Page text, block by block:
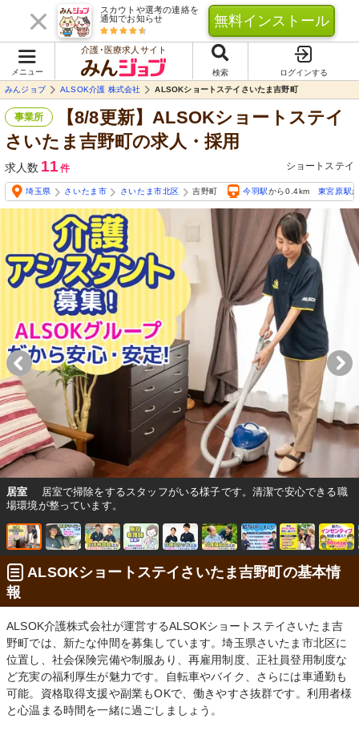
スカウトや選考の連絡を
通知でお知らせ
無料インストール
メニュー
介護･医療求人サイト
検索
ログインする
みんジョブ
ALSOK介護 株式会社 ALSOKショートステイさいたま吉野町
事業所
【8/8更新】ALSOKショートステイ
さいたま吉野町の求人・採用
求人数 11 件 ショートステイ
埼玉県 さいたま市 さいたま市北区 吉野町 今羽駅から0.4km 東宮原駅
居室
居室で掃除をするスタッフがいる様子です。清潔で安心できる職
場環境が整っています。
ALSOKショートステイさいたま吉野町の基本情
報
ALSOK介護株式会社が運営するALSOKショートステイさいたま吉
野町では、新たな仲間を募集しています。埼玉県さいたま市北区に
位置し、社会保険完備や制服あり、再雇用制度、正社員登用制度な
ど充実の福利厚生が魅力です。自転車やバイク、さらには車通勤も
可能。資格取得支援や副業もOKで、働きやすさ抜群です。利用者様
と心温まる時間を一緒に過ごしましょう。